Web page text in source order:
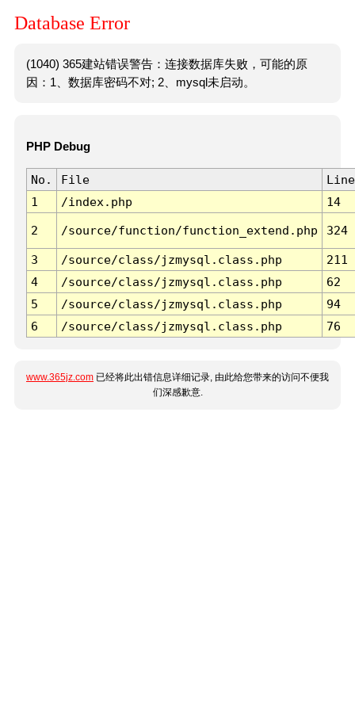
Database Error
(1040) 365建站错误警告：连接数据库失败，可能的原
因：1、数据库密码不对; 2、mysql未启动。
PHP Debug
No. File
Line
1
/index.php 14
2 /source/function/function_extend.php 324
3 /source/class/jzmysql.class.php
211
4
/source/class/jzmysql.class.php
62
5
/source/class/jzmysql.class.php
94
6
/source/class/jzmysql.class.php 76
www.365jz.com 已经将此出错信息详细记录, 由此给您带来的访问不便我
们深感歉意.